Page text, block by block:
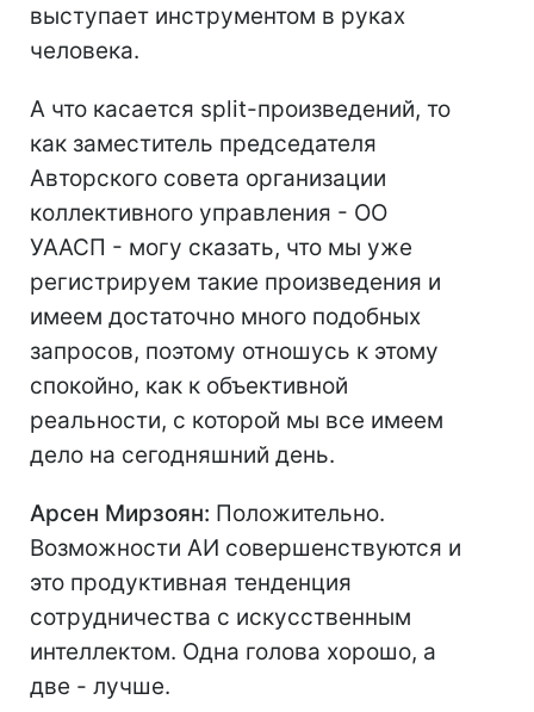
выступает инструментом в руках
человека.
А что касается split-произведений, то
как заместитель председателя
Авторского совета организации
коллективного управления - ОО
УААСП - могу сказать, что мы уже
регистрируем такие произведения и
имеем достаточно много подобных
запросов, поэтому отношусь к этому
спокойно, как к объективной
реальности, с которой мы все имеем
дело на сегодняшний день.
Арсен Мирзоян: Положительно.
Возможности АИ совершенствуются и
это продуктивная тенденция
сотрудничества с искусственным
интеллектом. Одна голова хорошо, а
две - лучше.